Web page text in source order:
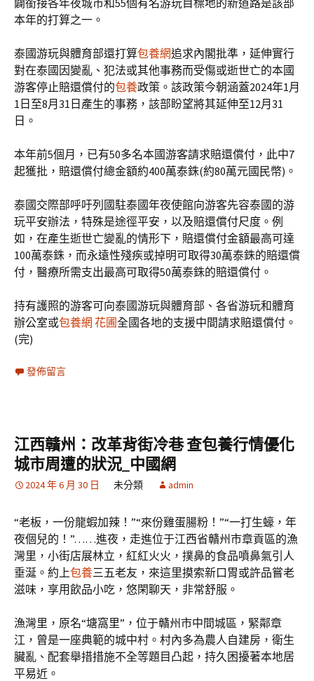
闢銜接各年夜城市和55個有名游玩目標地的新道路是該部
本年的打算之一。
泰國游玩與體育部還打算包養網追求內閣批準，延伸實行
對在泰國因變亂、犯法或其他事務而受傷或逝世亡的本國
游客停止賠還償付的包養政策。該政策今朝涵蓋2024年1月
1日至8月31日產生的事務，該部盼望將其延伸至12月31
日。
本年前5個月，已有50多名本國游客請求賠還償付，此中7
起獲批，賠還償付總金額約400萬泰銖(約80萬元國民幣)。
泰國交際部呼吁列國駐泰國年夜使館向游客先容泰國的游
玩平安辦法，特殊是途徑平安，以及賠還償付尺度。例
如，在產生逝世亡變亂的情形下，賠還償付金額最高可達
100萬泰銖，而永遠性殘疾或掉明可取得30萬泰銖的賠還償
付，醫療所需支出最高可取得50萬泰銖的賠還償付。
持有護照的游客可向泰國游玩與體育部、各省游玩和體育
辦公室或包養網 花圃全國各地的支援中間請求賠還償付。
(完)
發佈留言
江西贛州：改革背街冷巷 查包養行情優化
城市周遭的狀況_中國網
2024 年 6 月 30 日 未分類 admin
“老板，一份龍蝦加辣！”“來份雞蛋腸粉！”“一打生蠔，年
夜個兒的！”……進夜，走進位于江西省贛州市章貢區的漁
灣里，小街店展林立，紅紅火火，撲鼻的食品噴鼻氣引人
垂涎。約上包養三五老友，來這里摸索新口胃或許品嘗老
滋味，享用飲品小吃，悠閑聊天，非常舒服。
漁灣里，原名“塘窩里”，位于贛州市中間城區，緊鄰章
江，曾是一座典範的城中村。村內多為農人自建房，衛生
臟亂、配套舉措措施不全等題目凸起，持久困擾著本地居
平易近。